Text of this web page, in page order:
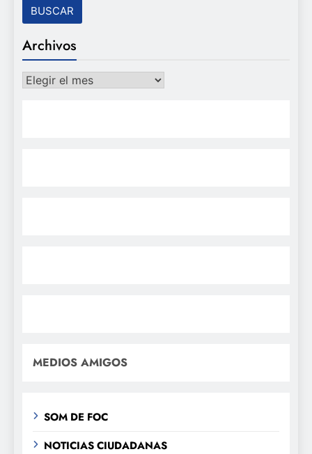
Archivos
Archivos
MEDIOS AMIGOS
SOM DE FOC
NOTICIAS CIUDADANAS